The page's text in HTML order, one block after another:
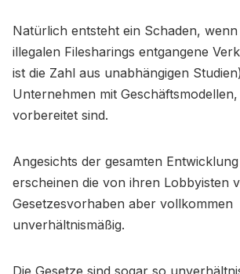
Natürlich entsteht ein Schaden,
illegalen Filesharings entgangene
ist die Zahl aus unabhängigen
Unternehmen mit
vorbereitet sind.
Angesichts der gesamten
erscheinen die von ihren Lobbyisten
Gesetzesvorhaben aber vollkommen
unverhältnismäßig.
Die Gesetze sind sogar so